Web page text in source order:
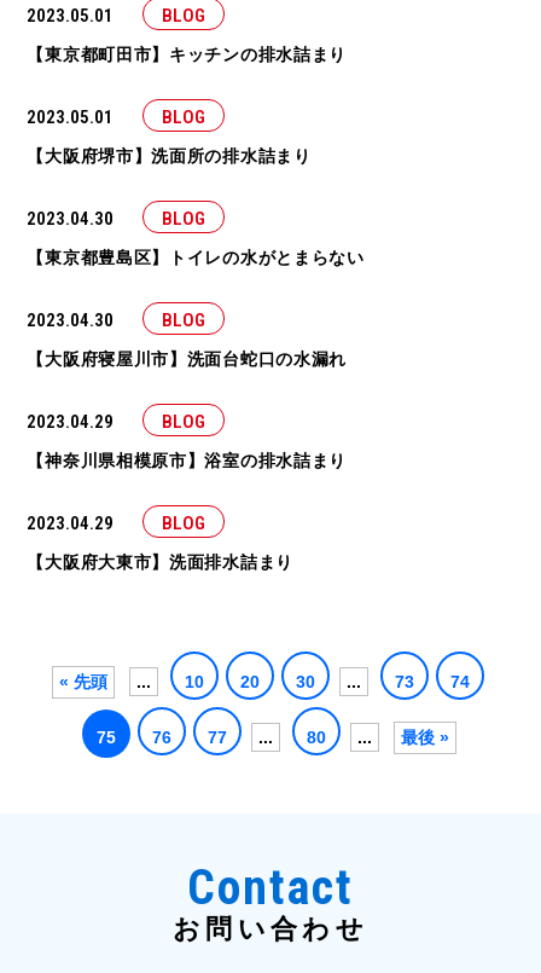
2023.05.01 BLOG
【東京都町田市】キッチンの排水詰まり
2023.05.01 BLOG
【大阪府堺市】洗面所の排水詰まり
2023.04.30 BLOG
【東京都豊島区】トイレの水がとまらない
2023.04.30 BLOG
【大阪府寝屋川市】洗面台蛇口の水漏れ
2023.04.29 BLOG
【神奈川県相模原市】浴室の排水詰まり
2023.04.29 BLOG
【大阪府大東市】洗面排水詰まり
« 先頭 ... 10 20 30 ... 73 74
75 76 77 ... 80 ... 最後 »
Contact
お問い合わせ